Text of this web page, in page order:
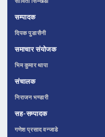
सम्पादक
दिपक पुडासैनी
समाचार संयोजक
भिम कुमार थापा
संचालक
निराजन भण्डारी
सह-सम्पादक
गणेश प्रसाद वन्जाडे